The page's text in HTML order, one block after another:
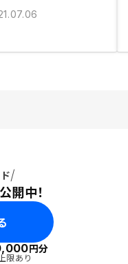
開中！
円分
限あり